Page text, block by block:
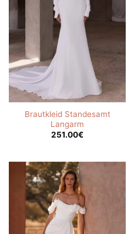
Brautkleid Standesamt
Langarm
251.00€